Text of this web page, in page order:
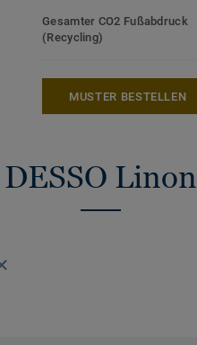
Gesamter CO2 Fußabdruck
(Recycling)
MUSTER BESTELLEN
DESSO Linon